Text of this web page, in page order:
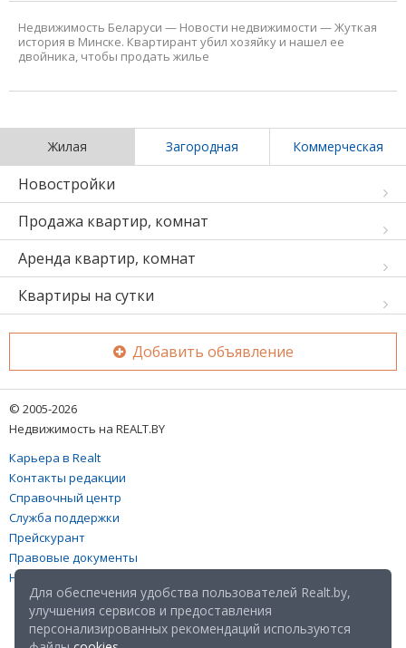
Недвижимость Беларуси — Новости недвижимости —Жуткая
история в Минске. Квартирант убил хозяйку и нашел ее
двойника, чтобы продать жилье
Жилая Загородная Коммерческая
Новостройки
Продажа квартир, комнат
Аренда квартир, комнат
Квартиры на сутки
Добавить объявление
© 2005-2026
Недвижимость на REALT.BY
Карьера в Realt
Контакты редакции
Справочный центр
Служба поддержки
Прейскурант
Правовые документы
Настройка файлов cookies
Для обеспечения удобства пользователей Realt.by,
улучшения сервисов и предоставления
персонализированных рекомендаций используются